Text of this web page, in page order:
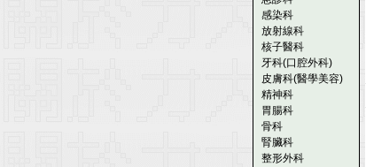
感染科
放射線科
核子醫科
牙科(口腔外科)
皮膚科(醫學美容)
精神科
胃腸科
骨科
腎臟科
整形外科